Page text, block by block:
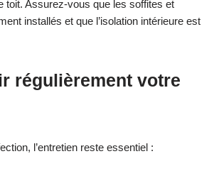
toit. Assurez-vous que les soffites et
installés et que l’isolation intérieure est
régulièrement votre
l’entretien reste essentiel :